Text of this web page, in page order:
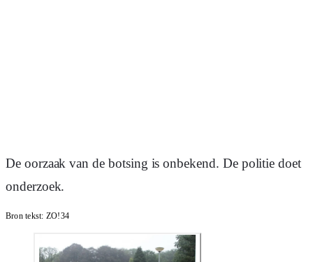
De oorzaak van de botsing is onbekend. De politie doet
onderzoek.
Bron tekst: ZO!34